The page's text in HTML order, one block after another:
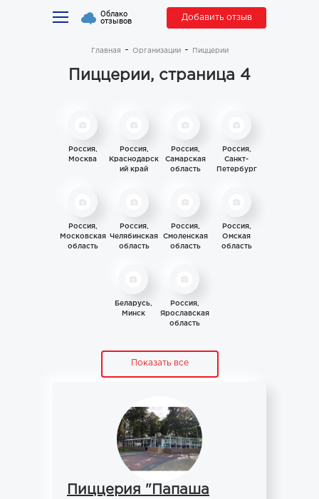
Облако
отзывов Добавить отзыв
Главная Организации Пиццерии
Пиццерии, страница 4
Россия,
Москва
Россия,
Краснодарск
ий край
Россия,
Самарская
область
Россия,
Санкт-
Петербург
Россия,
Московская
область
Россия,
Челябинская
область
Россия,
Смоленская
область
Россия,
Омская
область
Беларусь,
Минск
Россия,
Ярославская
область
Показать все
Пиццерия "Папаша